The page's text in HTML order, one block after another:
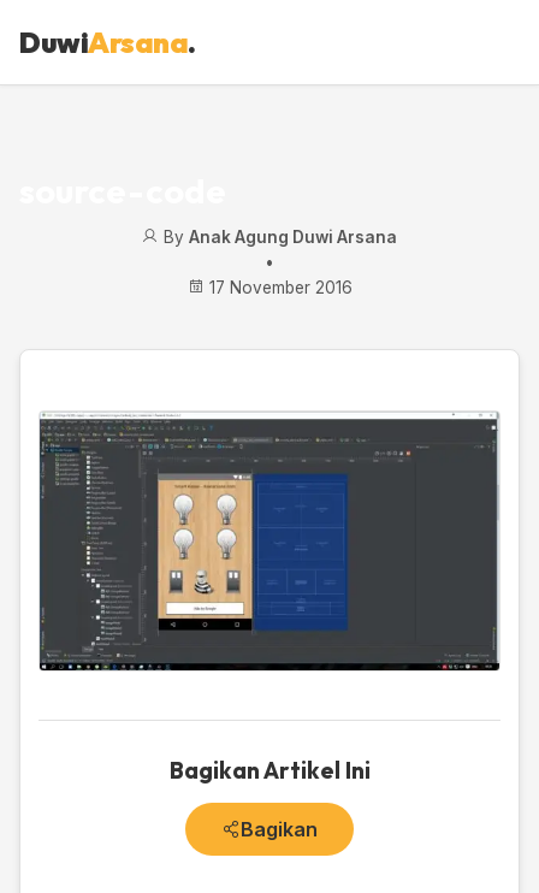
DuwiArsana.
By Anak Agung Duwi Arsana
•
17 November 2016
Bagikan Artikel Ini
Bagikan